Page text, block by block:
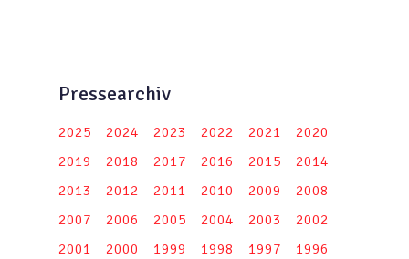
Pressearchiv
2025 2024 2023 2022 2021
2020
2019
2018 2017 2016 2015
2014
2013
2012 2011 2010 2009
2008
2007
2006 2005 2004 2003
2002
2001
2000 1999 1998 1997 1996